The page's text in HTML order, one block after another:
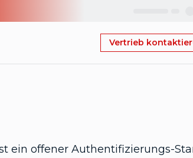
Vertrieb
ein offener Authentifizierungs-